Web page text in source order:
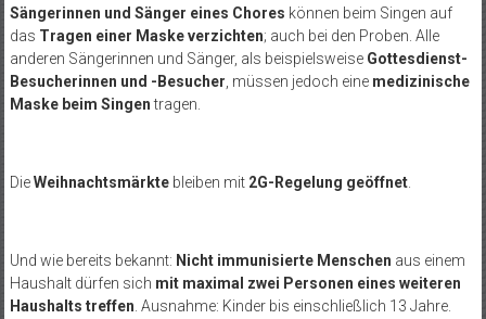
Sängerinnen und Sänger eines Chores können beim Singen auf
das Tragen einer Maske verzichten; auch bei den Proben. Alle
anderen Sängerinnen und Sänger, als beispielsweise Gottesdienst-
Besucherinnen und -Besucher , müssen jedoch eine medizinische
Maske beim Singentragen.
DieWeihnachtsmärktebleiben mit 2G-Regelung geöffnet.
Und wie bereits bekannt: Nicht immunisierte Menschen aus einem
Haushalt dürfen sich mit maximal zwei Personen eines weiteren
Haushalts treffen . Ausnahme: Kinder bis einschließlich 13 Jahre.